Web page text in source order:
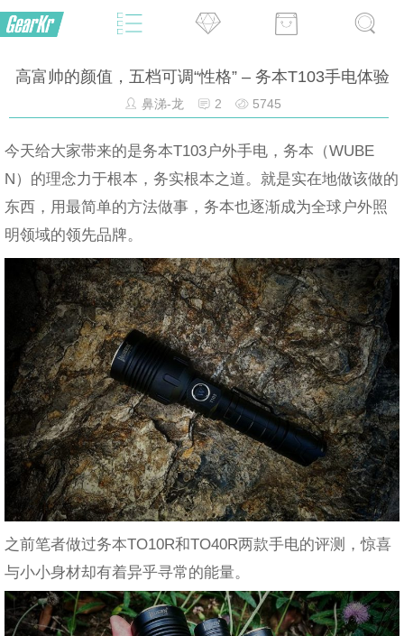
高富帅的颜值，五档可调“性格” – 务本T103手电体验
鼻涕-龙 2 5745
今天给大家带来的是务本T103户外手电，务本（WUBE
N）的理念力于根本，务实根本之道。就是实在地做该做的
东西，用最简单的方法做事，务本也逐渐成为全球户外照
明领域的领先品牌。
之前笔者做过务本TO10R和TO40R两款手电的评测，惊喜
与小小身材却有着异乎寻常的能量。